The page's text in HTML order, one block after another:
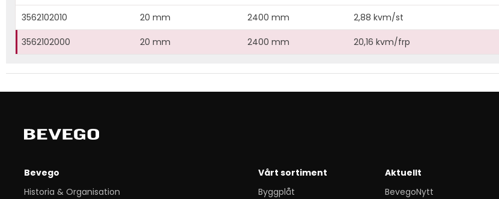
3562102010 20 mm 2400 mm 2,88 kvm/st
3562102000 20 mm 2400 mm 20,16 kvm/frp
Bevego
Historia & Organisation
Vårt sortiment
Byggplåt
Aktuellt
BevegoNytt